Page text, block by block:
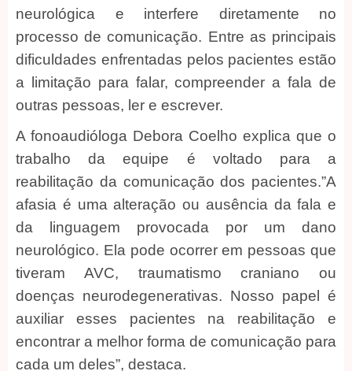
neurológica e interfere diretamente no
processo de comunicação. Entre as principais
dificuldades enfrentadas pelos pacientes estão
a limitação para falar, compreender a fala de
outras pessoas, ler e escrever.
A fonoaudióloga Debora Coelho explica que o
trabalho da equipe é voltado para a
reabilitação da comunicação dos pacientes.”A
afasia é uma alteração ou ausência da fala e
da linguagem provocada por um dano
neurológico. Ela pode ocorrer em pessoas que
tiveram AVC, traumatismo craniano ou
doenças neurodegenerativas. Nosso papel é
auxiliar esses pacientes na reabilitação e
encontrar a melhor forma de comunicação para
cada um deles”, destaca.